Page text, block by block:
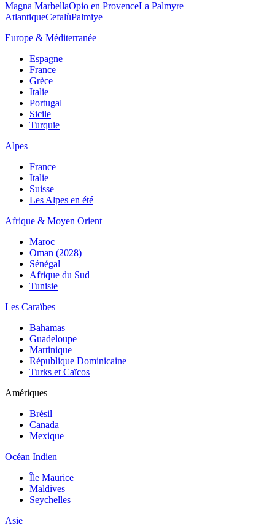
Magna MarbellaOpio en ProvenceLa Palmyre
AtlantiqueCefalùPalmiye
Europe & Méditerranée
Espagne
France
Grèce
Italie
Portugal
Sicile
Turquie
Alpes
France
Italie
Suisse
Les Alpes en été
Afrique & Moyen Orient
Maroc
Oman (2028)
Sénégal
Afrique du Sud
Tunisie
Les Caraïbes
Bahamas
Guadeloupe
Martinique
République Dominicaine
Turks et Caïcos
Amériques
Brésil
Canada
Mexique
Océan Indien
Île Maurice
Maldives
Seychelles
Asie